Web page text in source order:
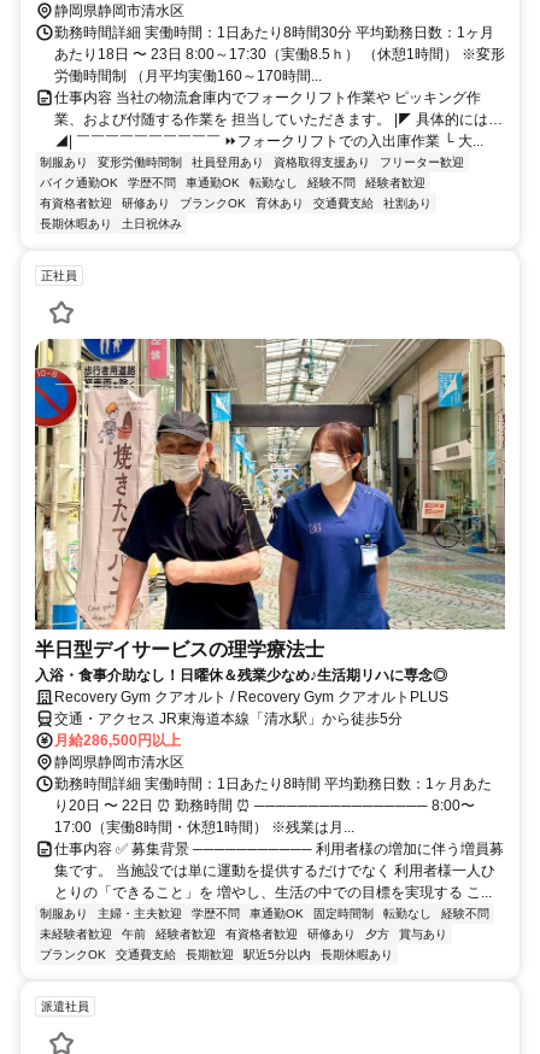
静岡県静岡市清水区
勤務時間詳細 実働時間：1日あたり8時間30分 平均勤務日数：1ヶ月
あたり18日 〜 23日 8:00～17:30（実働8.5ｈ） （休憩1時間） ※変形
労働時間制 （月平均実働160～170時間...
仕事内容 当社の物流倉庫内でフォークリフト作業や ピッキング作
業、および付随する作業を 担当していただきます。 |◤ 具体的には…
◢| ￣￣￣￣￣￣￣￣￣￣ ⏩フォークリフトでの入出庫作業 └ 大...
制服あり 変形労働時間制 社員登用あり 資格取得支援あり
フリーター歓迎
バイク通勤OK
学歴不問 車通勤OK 転勤なし 経験不問
経験者歓迎
有資格者歓迎
研修あり ブランクOK 育休あり 交通費支給
社割あり
長期休暇あり
土日祝休み
正社員
半日型デイサービスの理学療法士
入浴・食事介助なし！日曜休＆残業少なめ♪生活期リハに専念◎
Recovery Gym クアオルト / Recovery Gym クアオルトPLUS
交通・アクセス JR東海道本線「清水駅」から徒歩5分
月給286,500円以上
静岡県静岡市清水区
勤務時間詳細 実働時間：1日あたり8時間 平均勤務日数：1ヶ月あた
り20日 〜 22日 ⏰ 勤務時間 ⏰ ──────────────── 8:00〜
17:00（実働8時間・休憩1時間） ※残業は月...
仕事内容 ✅ 募集背景 ─────────── 利用者様の増加に伴う増員募
集です。 当施設では単に運動を提供するだけでなく 利用者様一人ひ
とりの「できること」を 増やし、生活の中での目標を実現する こ...
制服あり 主婦・主夫歓迎 学歴不問 車通勤OK 固定時間制 転勤なし
経験不問
未経験者歓迎
午前 経験者歓迎 有資格者歓迎 研修あり 夕方
賞与あり
ブランクOK
交通費支給 長期歓迎 駅近5分以内 長期休暇あり
派遣社員